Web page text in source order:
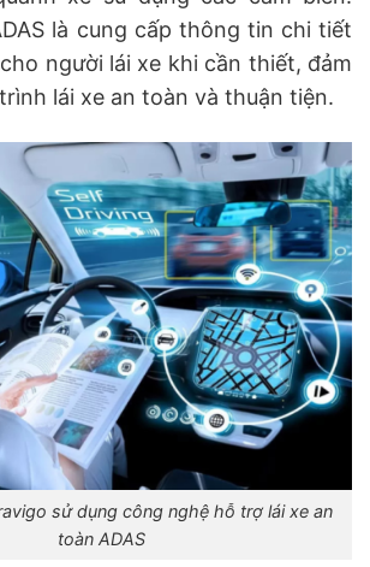
là cung cấp thông tin chi tiết
người lái xe khi cần thiết, đảm
lái xe an toàn và thuận tiện.
sử dụng công nghệ hỗ trợ lái xe an
toàn ADAS